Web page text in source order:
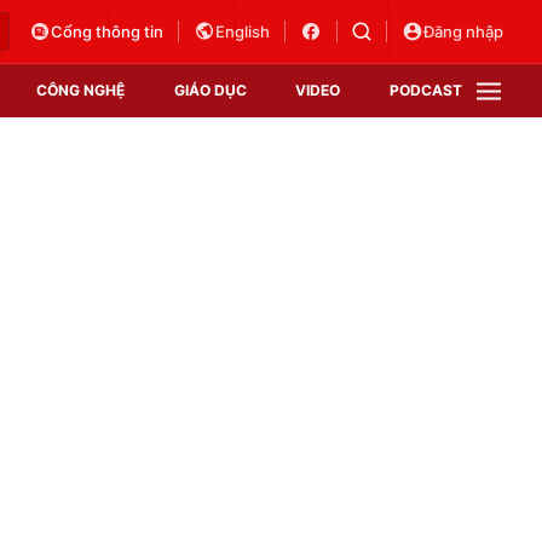
Cổng thông tin English Đăng nhập
CÔNG NGHỆ GIÁO DỤC VIDEO PODCAST